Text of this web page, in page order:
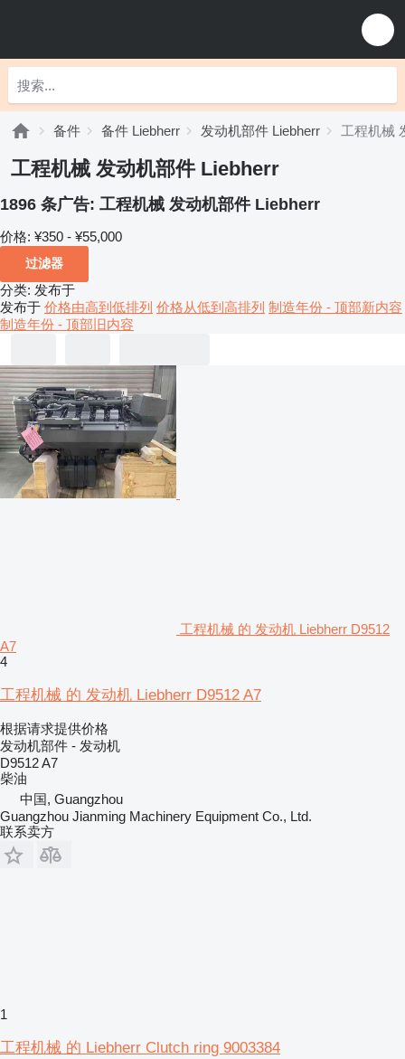
备件 备件 Liebherr 发动机部件 Liebherr 工程机械
工程机械 发动机部件 Liebherr
1896 条广告: 工程机械 发动机部件 Liebherr
价格: ¥350 - ¥55,000
过滤器
分类: 发布于
发布于 价格由高到低排列 价格从低到高排列 制造年份 - 顶部新内容
制造年份 - 顶部旧内容
工程机械 的 发动机 Liebherr D9512
A7
4
工程机械 的 发动机 Liebherr D9512 A7
根据请求提供价格
发动机部件 - 发动机
D9512 A7
柴油
中国, Guangzhou
Guangzhou Jianming Machinery Equipment Co., Ltd.
联系卖方
1
工程机械 的 Liebherr Clutch ring 9003384